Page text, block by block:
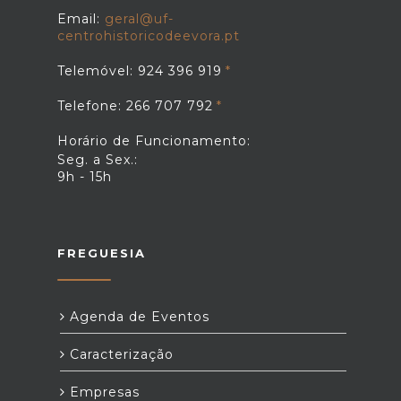
Email: geral@uf-
centrohistoricodeevora.pt
Telemóvel: 924 396 919
Telefone: 266 707 792
Horário de Funcionamento:
Seg. a Sex.:
9h - 15h
FREGUESIA
Agenda de Eventos
Caracterização
Empresas